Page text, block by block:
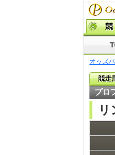
オッズ
プロ
リ